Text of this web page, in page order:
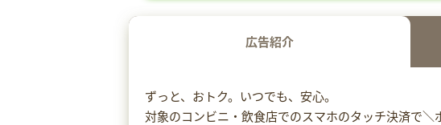
広告紹介
ずっと、おトク。いつでも、安心。
対象のコンビニ・飲食店でのスマホのタッチ決済で＼